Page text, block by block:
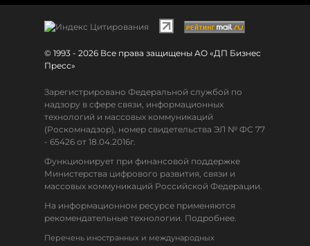
© 1993 - 2026 Все права защищены АО «ДП Бизнес
Пресс»
Зарегистрировано Федеральной службой по
надзору в сфере связи, информационных
технологий и массовых коммуникаций
(Роскомнадзор), номер свидетельства ЭЛ № ФС 77
- 65426 от 18.04.2016г.
Функционирует при финансовой поддержке
Министерства цифрового развития, связи и
массовых коммуникаций Российской Федерации.
На информационном ресурсе применяются
рекомендательные технологии. Подробнее.
Перечень иностранных и международных